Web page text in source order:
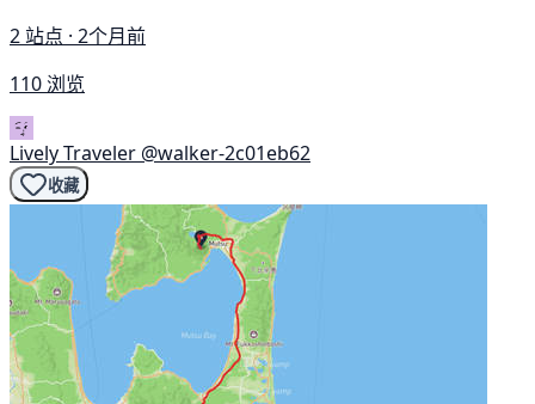
2 站点 · 2个月前
110 浏览
Lively Traveler @walker-2c01eb62
收藏